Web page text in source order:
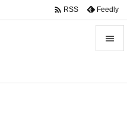

 RSS Feedly